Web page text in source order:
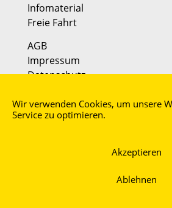
Wir verwenden Cookies, um unsere
Service zu optimieren.
Akzeptieren
Ablehnen
Infomaterial
Freie Fahrt
AGB
Impressum
Datenschutz
Partner:
Faszination Mosel